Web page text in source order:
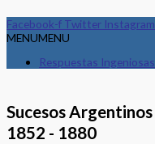
Facebook-f Twitter Instagram
MENUMENU
Respuestas Ingeniosas
Sucesos Argentinos
1852 - 1880